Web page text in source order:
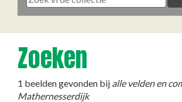
Zoeken
1 beelden gevonden bij alle velden en
Mathernesserdijk